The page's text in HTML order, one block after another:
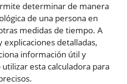
determinar de manera
de una persona en
medidas de tiempo. A
detalladas,
información útil y
esta calculadora para